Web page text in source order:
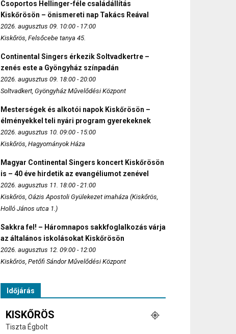
Csoportos Hellinger-féle családállítás
Kiskőrösön – önismereti nap Takács Reával
2026. augusztus 09. 10:00 - 17:00
Kiskőrös, Felsőcebe tanya 45.
Continental Singers érkezik Soltvadkertre –
zenés este a Gyöngyház színpadán
2026. augusztus 09. 18:00 - 20:00
Soltvadkert, Gyöngyház Művelődési Központ
Mesterségek és alkotói napok Kiskőrösön –
élményekkel teli nyári program gyerekeknek
2026. augusztus 10. 09:00 - 15:00
Kiskőrös, Hagyományok Háza
Magyar Continental Singers koncert Kiskőrösön
is – 40 éve hirdetik az evangéliumot zenével
2026. augusztus 11. 18:00 - 21:00
Kiskőrös, Oázis Apostoli Gyülekezet imaháza (Kiskőrös,
Holló János utca 1.)
Sakkra fel! – Háromnapos sakkfoglalkozás várja
az általános iskolásokat Kiskőrösön
2026. augusztus 12. 09:00 - 12:00
Kiskőrös, Petőfi Sándor Művelődési Központ
Időjárás
KISKŐRÖS
Tiszta Égbolt